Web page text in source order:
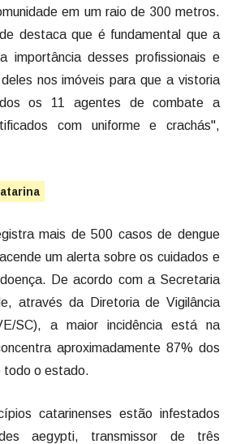
em um raio de 300 metros.
destaca que é fundamental que a
importância desses profissionais e
nos imóveis para que a vistoria
os 11 agentes de combate a
com uniforme e crachás",
mais de 500 casos de dengue
um alerta sobre os cuidados e
De acordo com a Secretaria
através da Diretoria de Vigilância
SC), a maior incidência está na
aproximadamente 87% dos
todo o estado.
catarinenses estão infestados
aegypti, transmissor de três